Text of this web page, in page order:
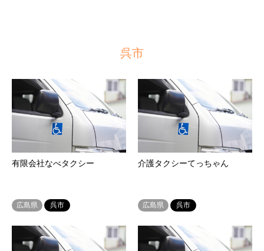
呉市
有限会社なべタクシー
広島県 呉市
介護タクシーてっちゃん
広島県 呉市